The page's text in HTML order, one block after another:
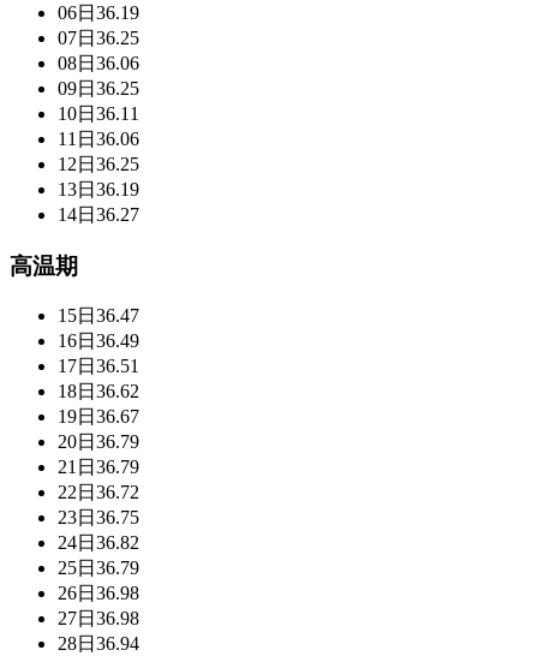
06日 36.19
07日 36.25
08日 36.06
09日 36.25
10日 36.11
11日 36.06
12日 36.25
13日 36.19
14日 36.27
高温期
15日 36.47
16日 36.49
17日 36.51
18日 36.62
19日 36.67
20日 36.79
21日 36.79
22日 36.72
23日 36.75
24日 36.82
25日 36.79
26日 36.98
27日 36.98
28日 36.94